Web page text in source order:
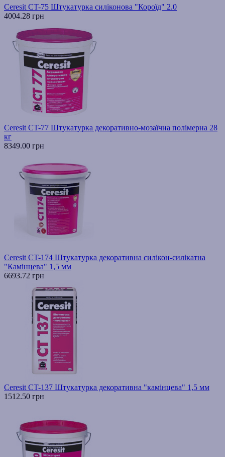
Ceresit CT-75 Штукатурка силіконова "Короїд" 2.0
4004.28 грн
Ceresit CT-77 Штукатурка декоративно-мозаїчна полімерна 28
кг
8349.00 грн
Ceresit CT-174 Штукатурка декоративна силікон-силікатна
"Камінцева" 1,5 мм
6693.72 грн
Ceresit CT-137 Штукатурка декоративна "камінцева" 1,5 мм
1512.50 грн